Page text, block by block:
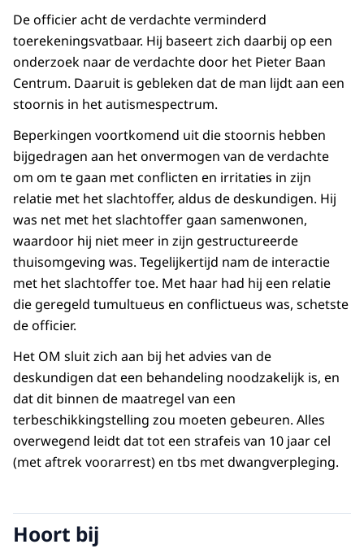
De officier acht de verdachte verminderd
toerekeningsvatbaar. Hij baseert zich daarbij op een
onderzoek naar de verdachte door het Pieter Baan
Centrum. Daaruit is gebleken dat de man lijdt aan een
stoornis in het autismespectrum.
Beperkingen voortkomend uit die stoornis hebben
bijgedragen aan het onvermogen van de verdachte
om om te gaan met conflicten en irritaties in zijn
relatie met het slachtoffer, aldus de deskundigen. Hij
was net met het slachtoffer gaan samenwonen,
waardoor hij niet meer in zijn gestructureerde
thuisomgeving was. Tegelijkertijd nam de interactie
met het slachtoffer toe. Met haar had hij een relatie
die geregeld tumultueus en conflictueus was, schetste
de officier.
Het OM sluit zich aan bij het advies van de
deskundigen dat een behandeling noodzakelijk is, en
dat dit binnen de maatregel van een
terbeschikkingstelling zou moeten gebeuren. Alles
overwegend leidt dat tot een strafeis van 10 jaar cel
(met aftrek voorarrest) en tbs met dwangverpleging.
Hoort bij